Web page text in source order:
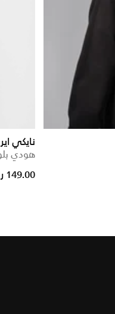
نايكي اير
هودي
Price reduced from
to
149.00 ر.س